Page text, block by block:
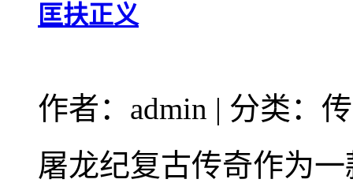
匡扶正义
作者：admin | 分类：
屠龙纪复古传奇作为